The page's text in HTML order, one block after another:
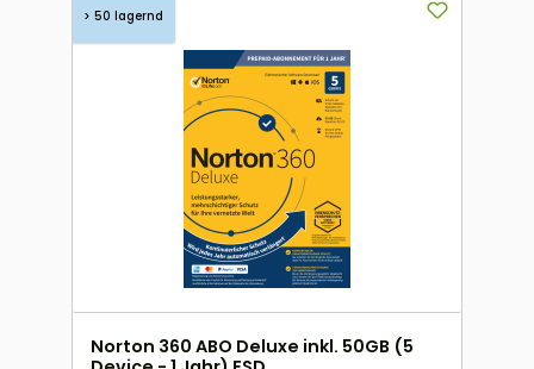
> 50 lagernd
Norton 360 ABO Deluxe inkl. 50GB (5